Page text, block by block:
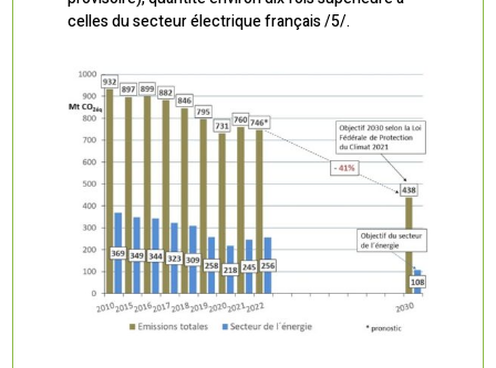
celles du secteur électrique français /5/.